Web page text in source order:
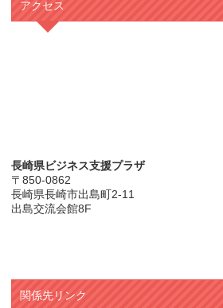
アクセス
長崎県ビジネス支援プラザ
〒850-0862
長崎県長崎市出島町2-11
出島交流会館8F
関係先リンク